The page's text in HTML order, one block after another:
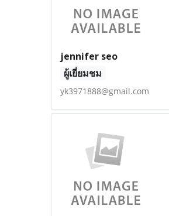
jennifer seo
ผู้เยี่ยมชม
yk3971888@gmail.com